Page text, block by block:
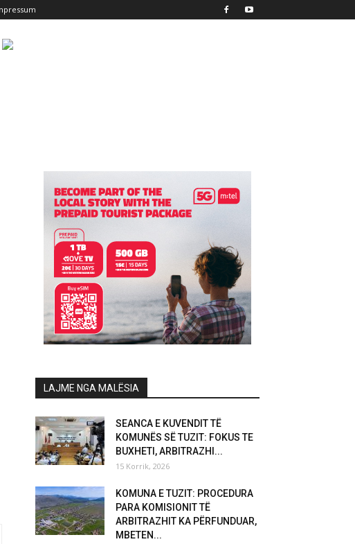
LAJME NGA MALËSIA
SEANCA E KUVENDIT TË
KOMUNËS SË TUZIT: FOKUS TE
BUXHETI, ARBITRAZHI...
15 Korrik, 2026
KOMUNA E TUZIT: PROCEDURA
PARA KOMISIONIT TË
ARBITRAZHIT KA PËRFUNDUAR,
MBETEN...